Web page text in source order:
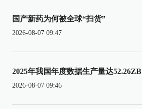
国产新药为何被全球“扫货”
2026-08-07 09:47
2025年我国年度数据生产量达52.26ZB
2026-08-07 09:46